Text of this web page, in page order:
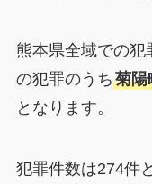
熊本県全域での犯
の犯罪のうち菊陽
となります。
犯罪件数は274件